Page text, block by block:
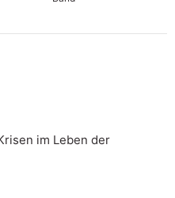
im Leben der